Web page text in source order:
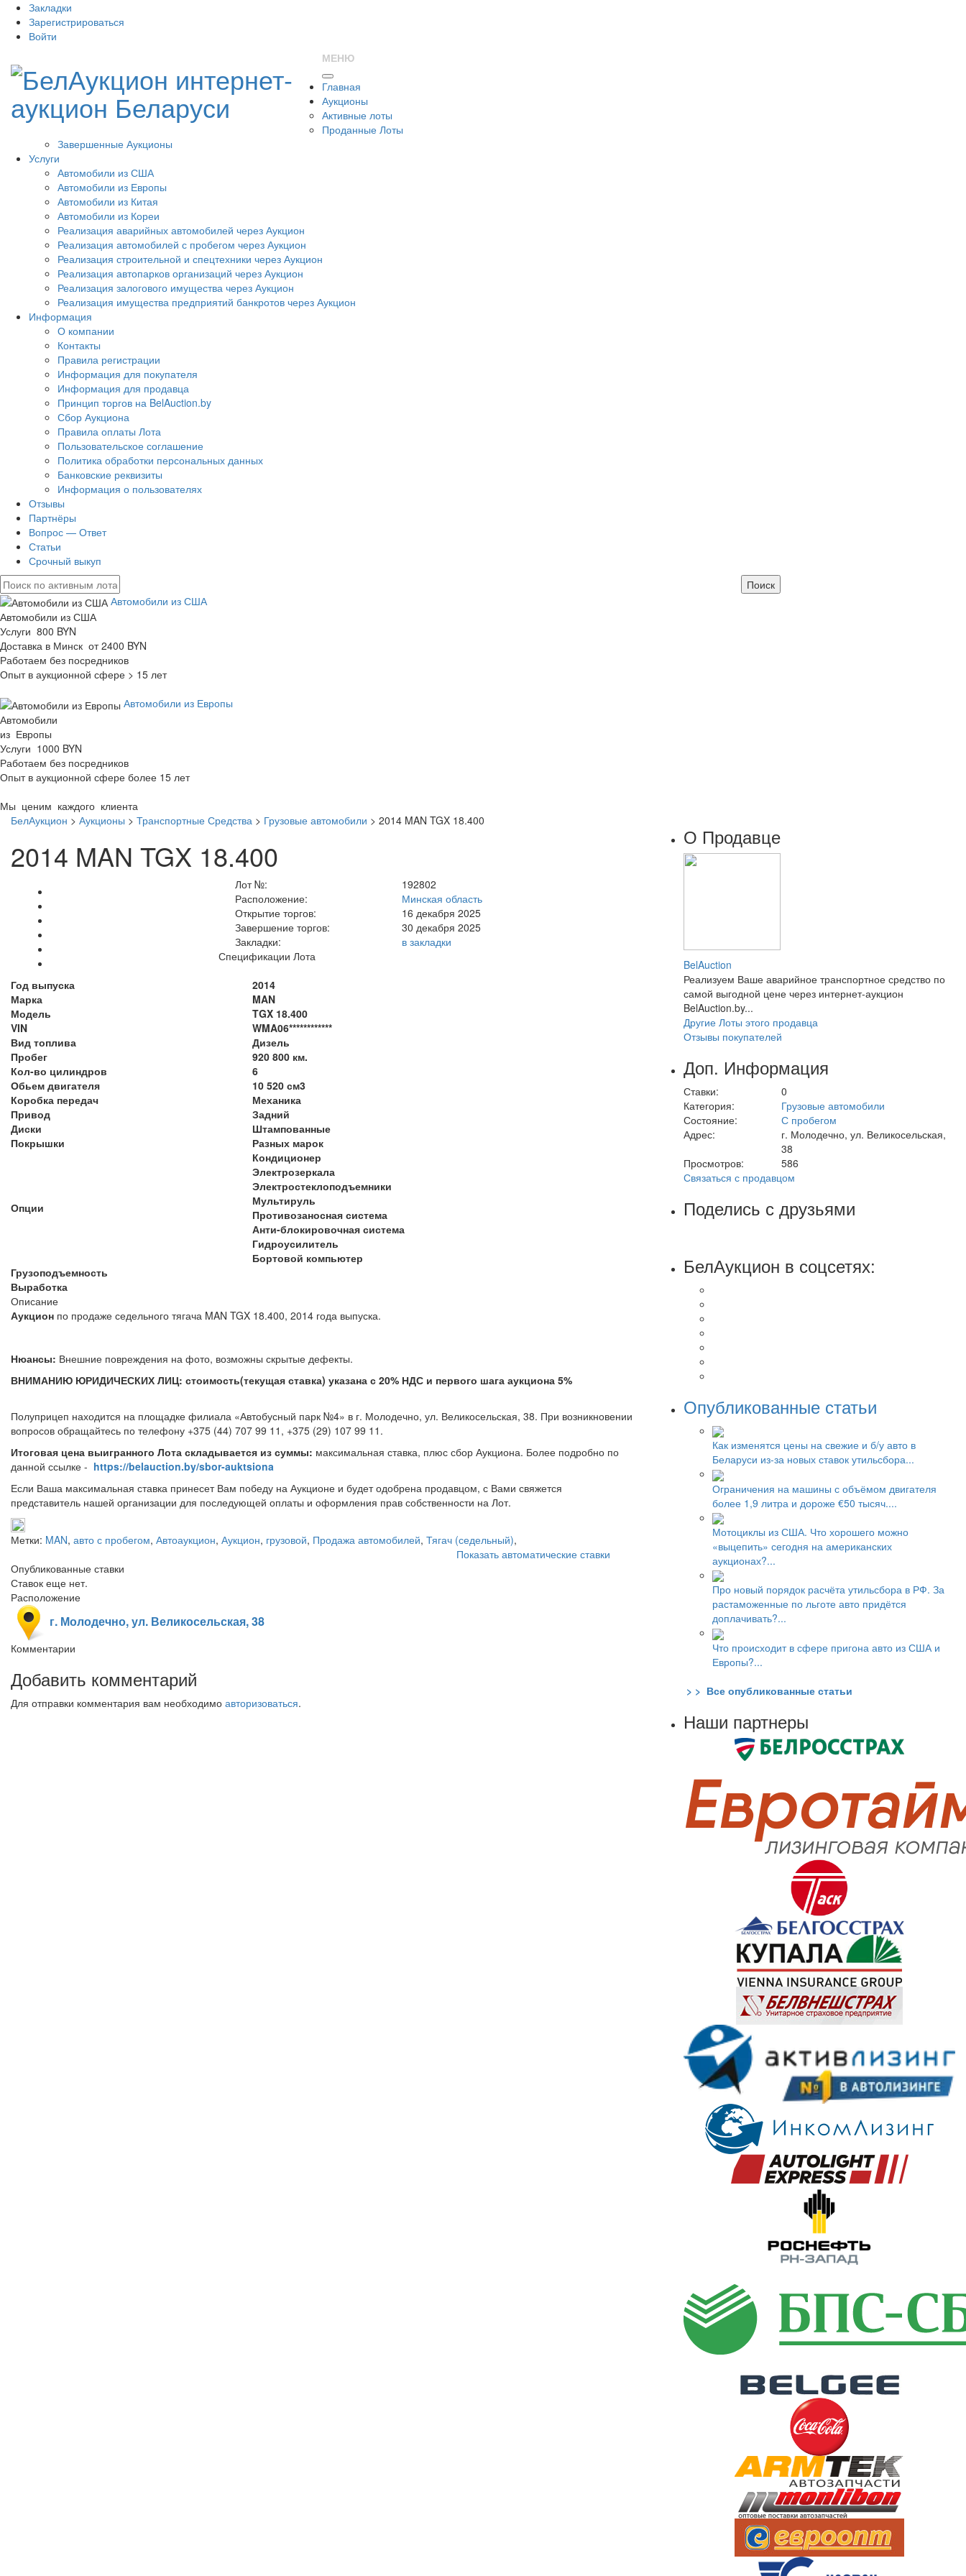
Закладки
Зарегистрироваться
Войти
МЕНЮ
Главная
Аукционы
Активные лоты
Проданные Лоты
Завершенные Аукционы
Услуги
Автомобили из США
Автомобили из Европы
Автомобили из Китая
Автомобили из Кореи
Реализация аварийных автомобилей через Аукцион
Реализация автомобилей с пробегом через Аукцион
Реализация строительной и спецтехники через Аукцион
Реализация автопарков организаций через Аукцион
Реализация залогового имущества через Аукцион
Реализация имущества предприятий банкротов через Аукцион
Информация
О компании
Контакты
Правила регистрации
Информация для покупателя
Информация для продавца
Принцип торгов на BelAuction.by
Сбор Аукциона
Правила оплаты Лота
Пользовательское соглашение
Политика обработки персональных данных
Банковские реквизиты
Информация о пользователях
Отзывы
Партнёры
Вопрос — Ответ
Статьи
Срочный выкуп
Автомобили из США
Автомобили из США
Услуги 800 BYN
Доставка в Минск от 2400 BYN
Работаем без посредников
Опыт в аукционной сфере > 15 лет
Автомобили из Европы
Автомобили
из Европы
Услуги 1000 BYN
Работаем без посредников
Опыт в аукционной сфере более 15 лет
Мы ценим каждого клиента
БелАукцион > Аукционы > Транспортные Средства > Грузовые автомобили > 2014 MAN TGX 18.400
2014 MAN TGX 18.400
Лот №:
192802
Расположение:
Минская область
Открытие торгов:
16 декабря 2025
Завершение торгов:
30 декабря 2025
Закладки:
в закладки
Спецификации Лота
Год выпуска
2014
Марка
MAN
Модель
TGX 18.400
VIN
WMA06************
Вид топлива
Дизель
Пробег
920 800 км.
Кол-во цилиндров
6
Обьем двигателя
10 520 см3
Коробка передач
Механика
Привод
Задний
Диски
Штампованные
Покрышки
Разных марок
Опции
Кондиционер
Электрозеркала
Электростеклоподъемники
Мультируль
Противозаносная система
Анти-блокировочная система
Гидроусилитель
Бортовой компьютер
Грузоподъемность
Выработка
Описание
Аукцион по продаже седельного тягача MAN TGX 18.400, 2014 года выпуска.
Нюансы: Внешние повреждения на фото, возможны скрытые дефекты.
ВНИМАНИЮ ЮРИДИЧЕСКИХ ЛИЦ: стоимость(текущая ставка) указана с 20% НДС и первого шага аукциона 5%
Полуприцеп находится на площадке филиала «Автобусный парк №4» в г. Молодечно, ул. Великосельская, 38. При возникновении
вопросов обращайтесь по телефону +375 (44) 707 99 11, +375 (29) 107 99 11.
Итоговая цена выигранного Лота складывается из суммы: максимальная ставка, плюс сбор Аукциона. Более подробно по
данной ссылке - https://belauction.by/sbor-auktsiona
Если Ваша максимальная ставка принесет Вам победу на Аукционе и будет одобрена продавцом, с Вами свяжется
представитель нашей организации для последующей оплаты и оформления прав собственности на Лот.
Метки: MAN, авто с пробегом, Автоаукцион, Аукцион, грузовой, Продажа автомобилей, Тягач (седельный),
Показать автоматические ставки
Опубликованные ставки
Ставок еще нет.
Расположение
г. Молодечно, ул. Великосельская, 38
Комментарии
Добавить комментарий
Для отправки комментария вам необходимо авторизоваться.
О Продавце
BelAuction
Реализуем Ваше аварийное транспортное средство по
самой выгодной цене через интернет-аукцион
BelAuction.by...
Другие Лоты этого продавца
Отзывы покупателей
Доп. Информация
Ставки:
0
Категория:
Грузовые автомобили
Состояние:
С пробегом
Адрес:
г. Молодечно, ул. Великосельская,
38
Просмотров:
586
Связаться с продавцом
Поделись с друзьями
БелАукцион в соцсетях:
Опубликованные статьи
Как изменятся цены на свежие и б/у авто в
Беларуси из-за новых ставок утильсбора...
Ограничения на машины с объёмом двигателя
более 1,9 литра и дороже €50 тысяч....
Мотоциклы из США. Что хорошего можно
«выцепить» сегодня на американских
аукционах?...
Про новый порядок расчёта утильсбора в РФ. За
растаможенные по льготе авто придётся
доплачивать?...
Что происходит в сфере пригона авто из США и
Европы?...
> > Все опубликованные статьи
Наши партнеры